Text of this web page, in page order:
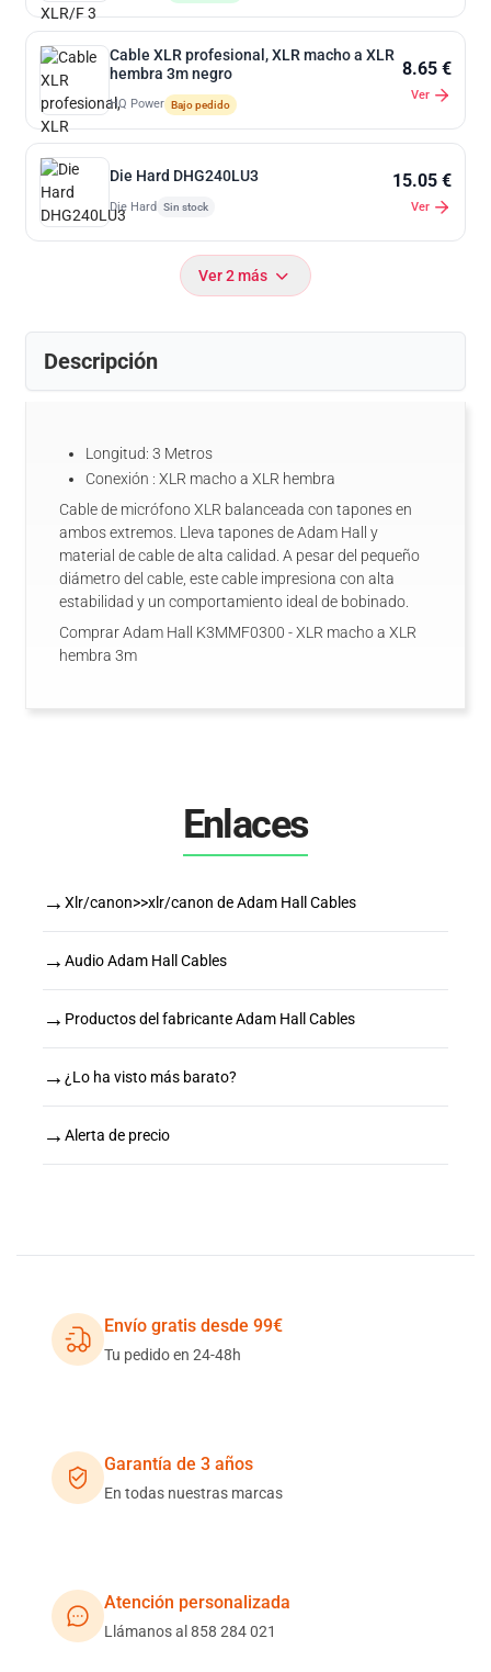
Cable XLR profesional, XLR macho a XLR
hembra 3m negro
HQ Power Bajo pedido
8.65 €
Ver
Die Hard DHG240LU3
Die Hard Sin stock
15.05 €
Ver
Ver 2 más
Descripción
Longitud: 3 Metros
Conexión : XLR macho a XLR hembra
Cable de micrófono XLR balanceada con tapones en
ambos extremos. Lleva tapones de Adam Hall y
material de cable de alta calidad. A pesar del pequeño
diámetro del cable, este cable impresiona con alta
estabilidad y un comportamiento ideal de bobinado.
Comprar Adam Hall K3MMF0300 - XLR macho a XLR
hembra 3m
Enlaces
→ Xlr/canon>>xlr/canon de Adam Hall Cables
→ Audio Adam Hall Cables
→ Productos del fabricante Adam Hall Cables
→ ¿Lo ha visto más barato?
→ Alerta de precio
Envío gratis desde 99€
Tu pedido en 24-48h
Garantía de 3 años
En todas nuestras marcas
Atención personalizada
Llámanos al 858 284 021